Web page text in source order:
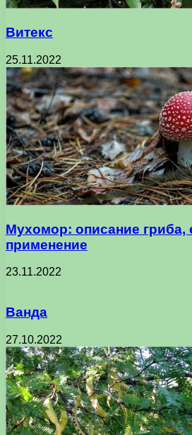
Витекс
25.11.2022
Мухомор: описание гриба,
применение
23.11.2022
Ванда
27.10.2022